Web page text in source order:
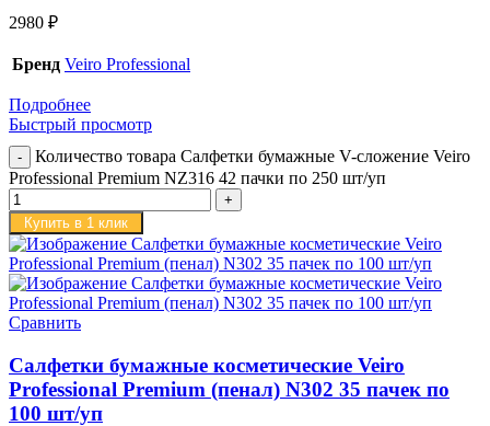
2980 ₽
Бренд Veiro Professional
Подробнее
Быстрый просмотр
Количество товара Салфетки бумажные V-сложение Veiro
Professional Premium NZ316 42 пачки по 250 шт/уп
Купить в 1 клик
Сравнить
Салфетки бумажные косметические Veiro
Professional Premium (пенал) N302 35 пачек по
100 шт/уп